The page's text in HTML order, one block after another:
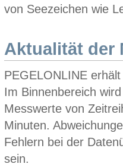
von Seezeichen wie
Aktualität der
PEGELONLINE
Im Binnenbereich
Messwerte von
Minuten.
Fehlern bei der
sein.